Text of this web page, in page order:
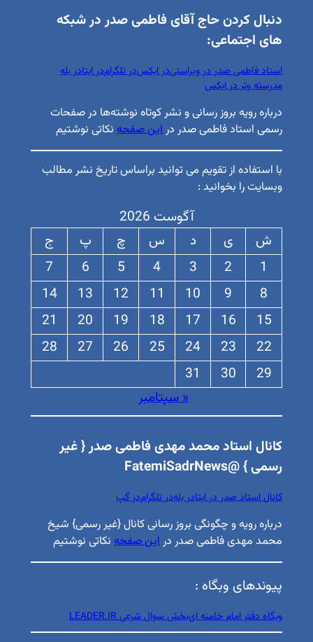
دنبال کردن حاج آقای فاطمی صدر در شبکه
های اجتماعی:
استاد فاطمی صدر در ویراستیدر ایکسدر تلگرامدر ایتادر بله
مدرسته وتر در ایکس
درباره رویه بروز رسانی و نشر کوتاه نوشته‌ها در صفحات
رسمی استاد فاطمی صدر دراین صفحهنکاتی نوشتیم
با استفاده از تقویم می توانید براساس تاریخ نشر مطالب
وبسایت را بخوانید :
آگوست 2026
ش
ی د س چ پ
ج
1
2
3
4
5
6
7
8
9
10
11
12
13
14
15
16
17
18
19
20
21
22
23
24
25
26
27
28
29
30
31
« سپتامبر
کانال استاد محمد مهدی فاطمی صدر { غیر
رسمی } @FatemiSadrNews
کانال استاد صدر در ایتادر بلهدر تلگرامدر گپ
درباره رویه و چگونگی بروز رسانی کانال {غیر رسمی} شیخ
محمد مهدی فاطمی صدر دراین صفحهنکاتی نوشتیم
پیوندهای وبگاه :
وبگاه دفتر امام خامنه ایبخش سوال شرعی LEADER.IR